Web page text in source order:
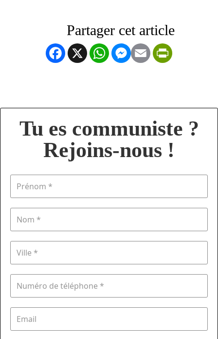
Facebook
X WhatsApp
Messenger
Email
Tu es communiste ?
Rejoins-nous !